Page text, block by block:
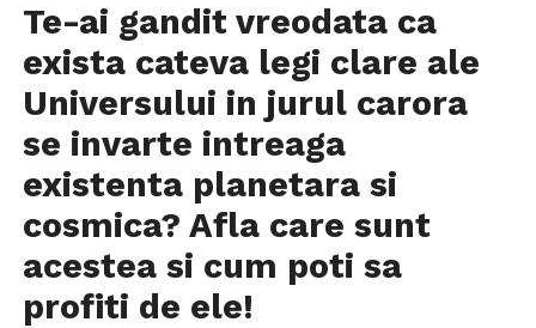
Te-ai gandit vreodata ca
exista cateva legi clare ale
Universului in jurul carora
se invarte intreaga
existenta planetara si
cosmica? Afla care sunt
acestea si cum poti sa
profiti de ele!